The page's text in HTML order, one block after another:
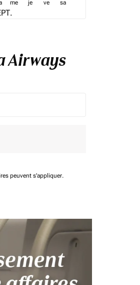
me je ve sa
Airways
option Round trip Selected
peuvent s'appliquer.